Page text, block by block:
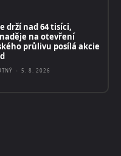
drží nad 64 tisíci,
na otevření
průlivu posílá akcie
- 5. 8. 2026